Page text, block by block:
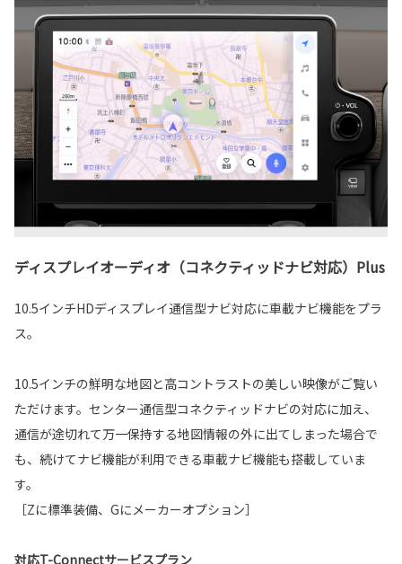
ディスプレイオーディオ（コネクティッドナビ対応）Plus
10.5インチHDディスプレイ通信型ナビ対応に車載ナビ機能をプラ
ス。
10.5インチの鮮明な地図と高コントラストの美しい映像がご覧い
ただけます。センター通信型コネクティッドナビの対応に加え、
通信が途切れて万一保持する地図情報の外に出てしまった場合で
も、続けてナビ機能が利用できる車載ナビ機能も搭載していま
す。
［Zに標準装備、Gにメーカーオプション］
対応T-Connectサービスプラン